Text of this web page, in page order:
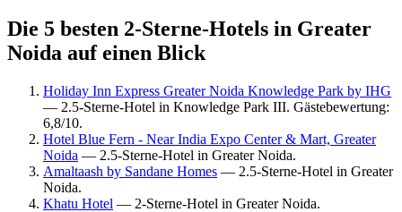
Die 5 besten 2-Sterne-Hotels in Greater
Noida auf einen Blick
Holiday Inn Express Greater Noida Knowledge Park by IHG
— 2.5-Sterne-Hotel in Knowledge Park III. Gästebewertung:
6,8/10.
Hotel Blue Fern - Near India Expo Center & Mart, Greater
Noida — 2.5-Sterne-Hotel in Greater Noida.
Amaltaash by Sandane Homes — 2.5-Sterne-Hotel in Greater
Noida.
Khatu Hotel — 2-Sterne-Hotel in Greater Noida.